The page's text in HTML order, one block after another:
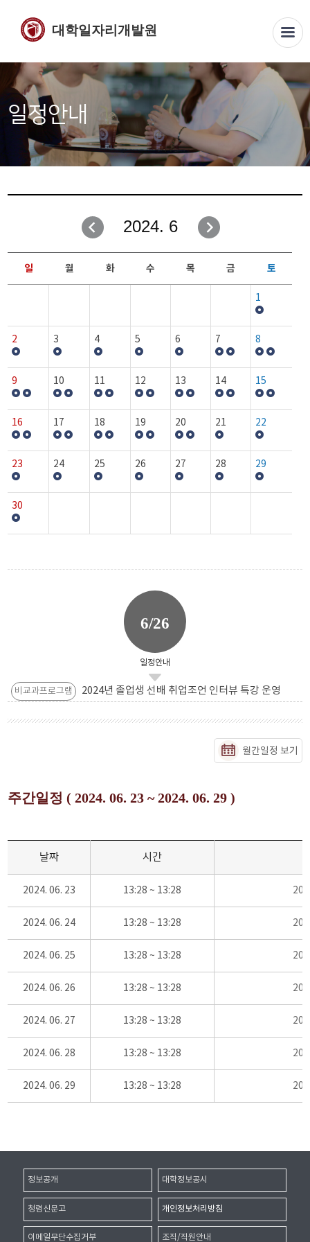
대학일자리개발원
일정안내
2024. 6
일 월 화 수 목 금 토
1
2 3 4 5 6 7 8
9 10 11 12 13 14 15
16 17 18 19 20 21 22
23 24 25 26 27 28 29
30
6/26
일정안내
비교과프로그램 2024년 졸업생 선배 취업조언 인터뷰 특강 운영
월간일정 보기
주간일정 ( 2024. 06. 23 ~ 2024. 06. 29 )
날짜 시간
2024. 06. 23 13:28 ~ 13:28
2024. 06. 24 13:28 ~ 13:28
2024. 06. 25 13:28 ~ 13:28
2024. 06. 26 13:28 ~ 13:28
2024. 06. 27 13:28 ~ 13:28
2024. 06. 28 13:28 ~ 13:28
2024. 06. 29 13:28 ~ 13:28
정보공개 대학정보공시
청렴신문고 개인정보처리방침
이메일무단수집거부 조직/직원안내